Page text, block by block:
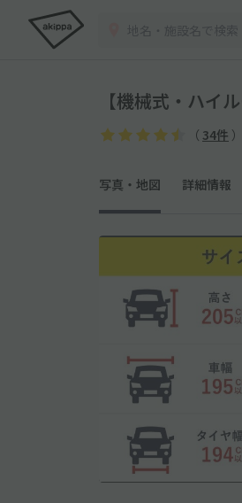
【機械式・ハイ
（ 34件 ）
写真・地図 詳細情報